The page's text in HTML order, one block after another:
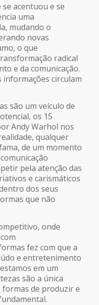
acentuou e se
uma
mudando o
novas
o que
radical
e da comunicação.
informações circulam
são um veículo de
os 15
Andy Warhol nos
qualquer
de um momento
pela atenção das
e carismáticos
dos seus
que não
onde
fez com que a
e entretenimento
em um
são a única
formas de produzir e